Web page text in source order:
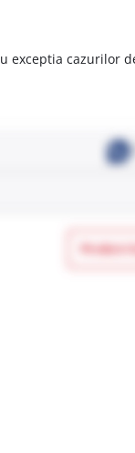
exceptia cazurilor